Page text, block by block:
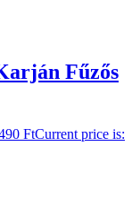
Fűzős
FtCurrent price is: